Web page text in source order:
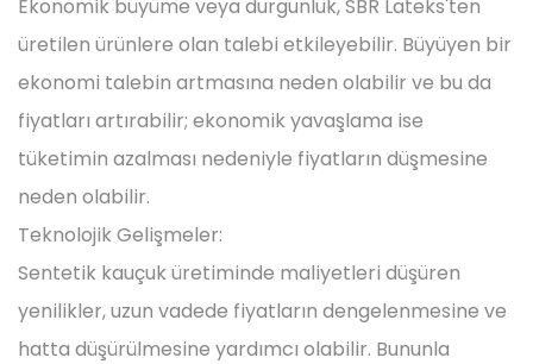
Ekonomik büyüme veya durgunluk, SBR Lateks'ten
üretilen ürünlere olan talebi etkileyebilir. Büyüyen bir
ekonomi talebin artmasına neden olabilir ve bu da
fiyatları artırabilir; ekonomik yavaşlama ise
tüketimin azalması nedeniyle fiyatların düşmesine
neden olabilir.
Teknolojik Gelişmeler:
Sentetik kauçuk üretiminde maliyetleri düşüren
yenilikler, uzun vadede fiyatların dengelenmesine ve
hatta düşürülmesine yardımcı olabilir. Bununla